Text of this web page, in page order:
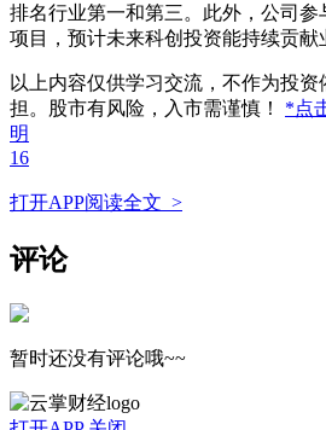
排名行业第一和第三。此外，公司
项目，预计未来科创投资能持续贡献
以上内容仅供学习交流，不作为投
担。股市有风险，入市需谨慎！ *点
明
16
打开APP阅读全文 >
评论
暂时还没有评论哦~~